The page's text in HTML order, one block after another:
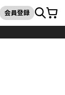
検索
会員登録カート